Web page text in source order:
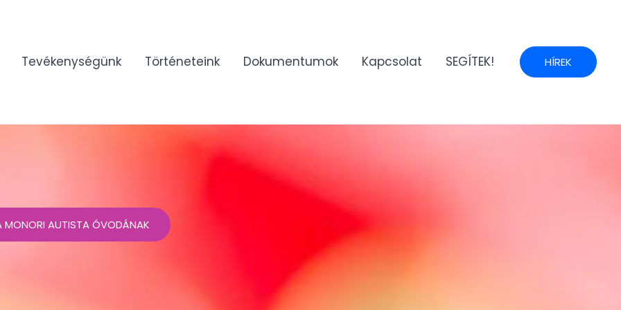
Tevékenységünk Történeteink Dokumentumok Kapcsolat SEGÍTEK! HÍREK
MONORI AUTISTA ÓVODÁNAK